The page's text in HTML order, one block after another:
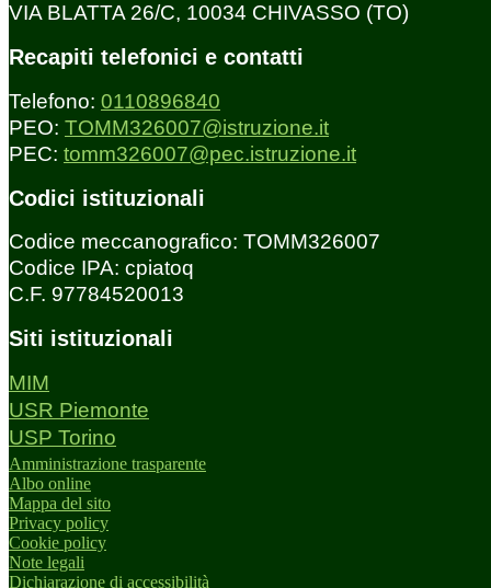
VIA BLATTA 26/C, 10034 CHIVASSO (TO)
Recapiti telefonici e contatti
Telefono: 0110896840
PEO: TOMM326007@istruzione.it
PEC: tomm326007@pec.istruzione.it
Codici istituzionali
Codice meccanografico: TOMM326007
Codice IPA: cpiatoq
C.F. 97784520013
Siti istituzionali
MIM
USR Piemonte
USP Torino
Amministrazione trasparente
Albo online
Mappa del sito
Privacy policy
Cookie policy
Note legali
Dichiarazione di accessibilità